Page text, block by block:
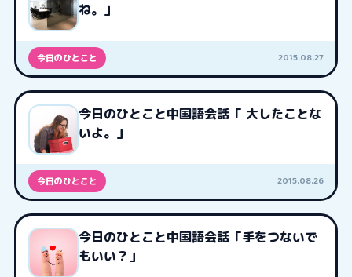
ね。」
今日のひとこと 2015.08.27
今日のひとこと中国語会話「 大したことな
いよ。」
今日のひとこと 2015.08.26
今日のひとこと中国語会話「手をつないで
もいい？」